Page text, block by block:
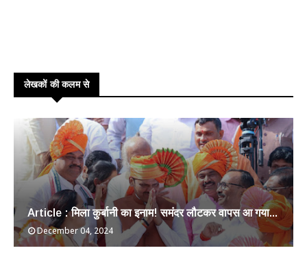
लेखकों की कलम से
Article : मिला कुर्बानी का इनाम! समंदर लौटकर वापस आ गया...
December 04, 2024